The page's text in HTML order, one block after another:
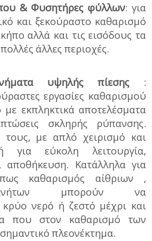
& Φυσητήρες φύλλων: για
και ξεκούραστο καθαρισμό
αλλά και τις εισόδους τα
άλλες περιοχές.
υψηλής πίεσης :
εργασίες καθαρισμού
εκπληκτικά αποτελέσματα
σκληρής ρύπανσης.
με απλό χειρισμό και
για εύκολη λειτουργία,
αποθήκευση. Κατάλληλα για
καθαρισμός αίθριων ,
μπορούν να
νερό ή ζεστό μέχρι και
που στον καθαρισμό των
πλεονέκτημα.